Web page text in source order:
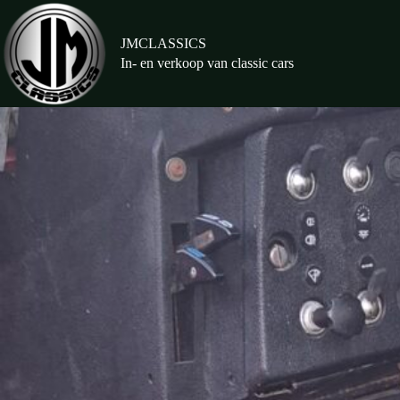
naar
de
inhoud
JMCLASSICS
In- en verkoop van classic cars